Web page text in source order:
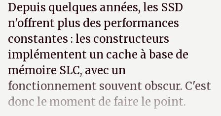
Depuis quelques années, les SSD
n'offrent plus des performances
constantes : les constructeurs
implémentent un cache à base de
mémoire SLC, avec un
fonctionnement souvent obscur. C'est
donc le moment de faire le point.